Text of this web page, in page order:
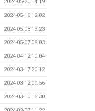
2024-05-20 14:19
2024-05-16 12:02
2024-05-08 13:23
2024-05-07 08:03
2024-04-12 10:04
2024-03-17 20:12
2024-03-12 09:56
2024-03-10 16:30